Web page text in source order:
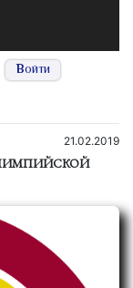
Войти
21.02.2019